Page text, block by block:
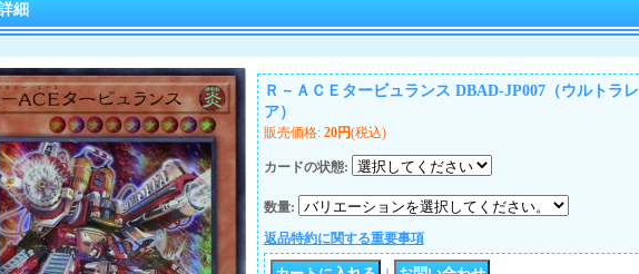
細
Ｒ－ＡＣＥタービュランス DBAD-JP007（ウルトラレ
ア）
販売価格: 20円(税込)
カードの状態:
数量:
返品特約に関する重要事項